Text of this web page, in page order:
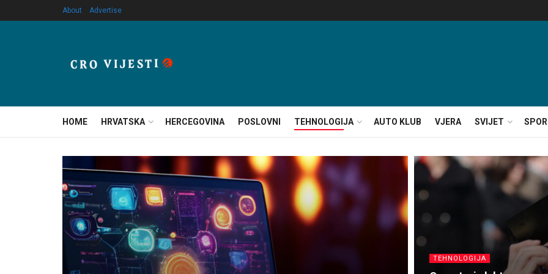
About Advertise
HOME HRVATSKA HERCEGOVINA POSLOVNI TEHNOLOGIJA AUTO KLUB VJERA SVIJET
TEHNOLOGIJA